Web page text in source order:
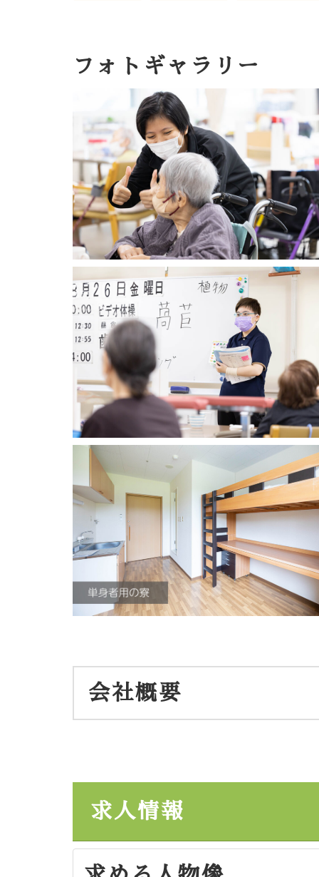
フォトギャラリー
会社概要
求人情報